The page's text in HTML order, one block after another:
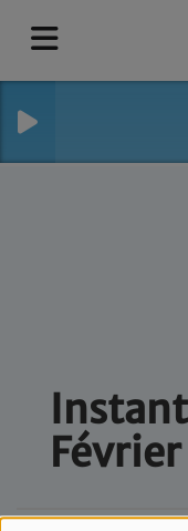
Février